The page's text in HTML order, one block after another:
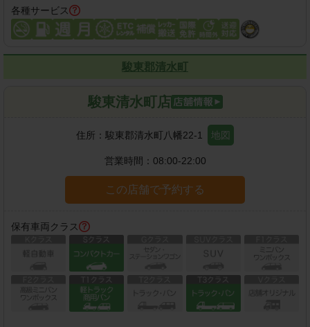
各種サービス
駿東郡清水町
駿東清水町店
住所： 駿東郡清水町八幡22-1 地図
営業時間： 08:00-22:00
この店舗で予約する
保有車両クラス